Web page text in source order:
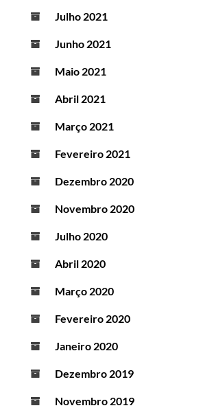
Julho 2021
Junho 2021
Maio 2021
Abril 2021
Março 2021
Fevereiro 2021
Dezembro 2020
Novembro 2020
Julho 2020
Abril 2020
Março 2020
Fevereiro 2020
Janeiro 2020
Dezembro 2019
Novembro 2019